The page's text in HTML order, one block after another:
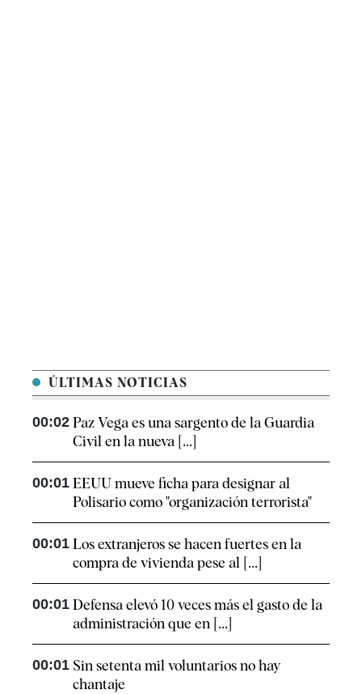
ÚLTIMAS NOTICIAS
00:02 Paz Vega es una sargento de la Guardia
Civil en la nueva [...]
00:01 EEUU mueve ficha para designar al
Polisario como "organización terrorista"
00:01 Los extranjeros se hacen fuertes en la
compra de vivienda pese al [...]
00:01 Defensa elevó 10 veces más el gasto de la
administración que en [...]
00:01 Sin setenta mil voluntarios no hay
chantaje